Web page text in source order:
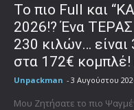
To πιο Full και
2026!? Ένα
230 κιλών… είναι
στα 172€ κομπλέ!
Unpackman - 3 Αυγούστου
Μου Ζητήσατε το πιο